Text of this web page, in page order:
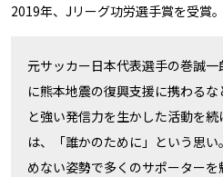
2019年、Jリーグ功労選手賞を受賞。
元サッカー日本代表選手の巻誠
に熊本地震の復興支援に携わる
と強い発信力を生かした活動を
は、「誰かのために」という思
めない姿勢で多くのサポーター